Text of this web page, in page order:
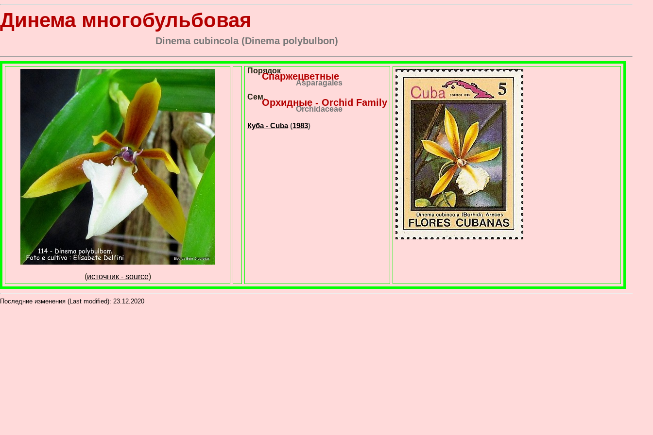
Динема многобульбовая
Dinema cubincola (Dinema polybulbon)
(источник - source)
Порядок
Спаржецветные
Asparagales
Сем.
Орхидные - Orchid Family
Orchidaceae
Куба - Cuba(1983)
Последние изменения (Last modified): 23.12.2020